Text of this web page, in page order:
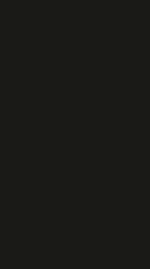
15 mil ingressos
Huguinho em